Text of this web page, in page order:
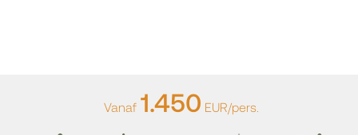
Vanaf 1.450 EUR/pers.